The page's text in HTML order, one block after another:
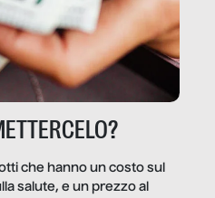
che hanno un costo sul
salute, e un prezzo al